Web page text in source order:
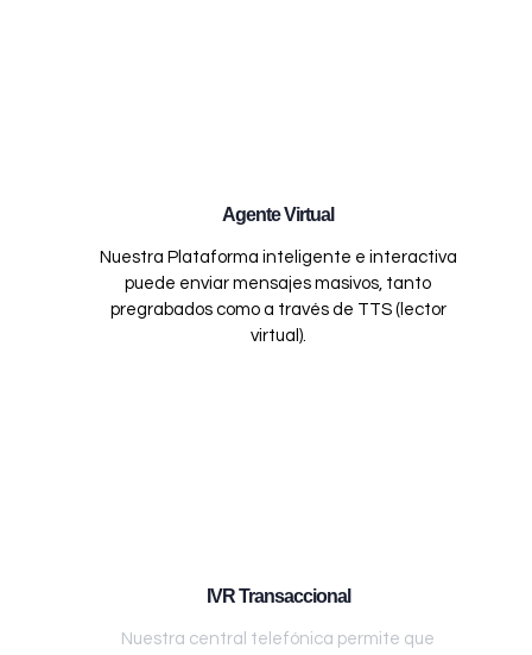
Agente Virtual
Nuestra Plataforma inteligente e interactiva
puede enviar mensajes masivos, tanto
pregrabados como a través de TTS (lector
virtual).
IVR Transaccional
Nuestra central telefónica permite que